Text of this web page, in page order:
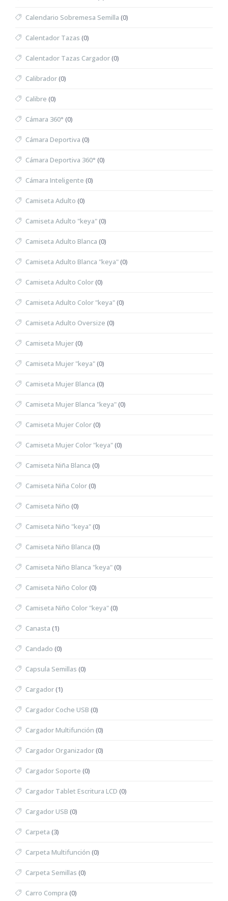
Calendario Sobremesa Semilla (0)
Calentador Tazas (0)
Calentador Tazas Cargador(0)
Calibrador(0)
Calibre (0)
Cámara 360° (0)
Cámara Deportiva (0)
Cámara Deportiva 360° (0)
Cámara Inteligente (0)
Camiseta Adulto (0)
Camiseta Adulto "keya"(0)
Camiseta Adulto Blanca (0)
Camiseta Adulto Blanca "keya"(0)
Camiseta Adulto Color(0)
Camiseta Adulto Color "keya"(0)
Camiseta Adulto Oversize (0)
Camiseta Mujer(0)
Camiseta Mujer "keya"(0)
Camiseta Mujer Blanca (0)
Camiseta Mujer Blanca "keya"(0)
Camiseta Mujer Color(0)
Camiseta Mujer Color "keya"(0)
Camiseta Niña Blanca (0)
Camiseta Niña Color(0)
Camiseta Niño (0)
Camiseta Niño "keya"(0)
Camiseta Niño Blanca (0)
Camiseta Niño Blanca "keya"(0)
Camiseta Niño Color(0)
Camiseta Niño Color "keya"(0)
Canasta (1)
Candado (0)
Capsula Semillas (0)
Cargador(1)
Cargador Coche USB (0)
Cargador Multifunción (0)
Cargador Organizador(0)
Cargador Soporte (0)
Cargador Tablet Escritura LCD (0)
Cargador USB (0)
Carpeta (3)
Carpeta Multifunción (0)
Carpeta Semillas (0)
Carro Compra (0)